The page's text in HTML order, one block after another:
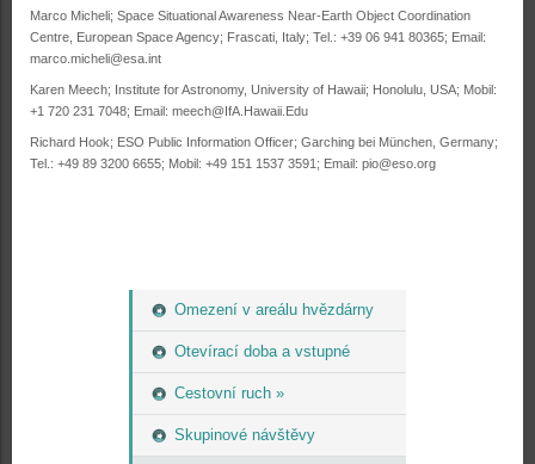
Omezení v areálu hvězdárny
Otevírací doba a vstupné
Cestovní ruch »
Skupinové návštěvy
Marco Micheli; Space Situational Awareness Near-Earth Object Coordination
Centre, European Space Agency; Frascati, Italy; Tel.: +39 06 941 80365; Email:
marco.micheli@esa.int
Karen Meech; Institute for Astronomy, University of Hawaii; Honolulu, USA; Mobil:
+1 720 231 7048; Email: meech@IfA.Hawaii.Edu
Richard Hook; ESO Public Information Officer; Garching bei München, Germany;
Tel.: +49 89 3200 6655; Mobil: +49 151 1537 3591; Email: pio@eso.org